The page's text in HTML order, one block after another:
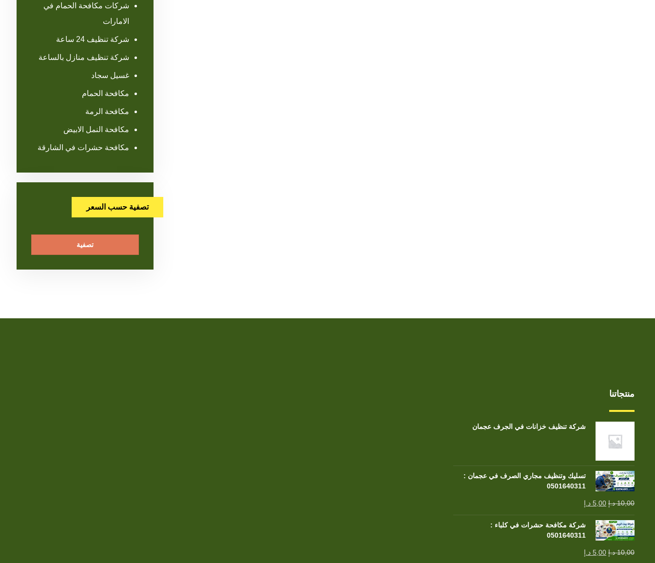
شركات مكافحة الحمام في
الامارات
شركة تنظيف 24 ساعة
شركة تنظيف منازل بالساعة
غسيل سجاد
مكافحة الحمام
مكافحة الرمة
مكافحة النمل الابيض
مكافحة حشرات في الشارقة
تصفية حسب السعر
تصفية
منتجاتنا
شركة تنظيف خزانات في الجرف عجمان
تسليك وتنظيف مجاري الصرف في عجمان :
0501640311
10,00 د.إ 5,00 د.إ
شركة مكافحة حشرات في كلباء :
0501640311
10,00 د.إ 5,00 د.إ